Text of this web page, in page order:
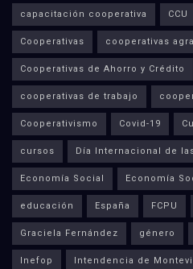
capacitación cooperativa CCU
Cooperativas cooperativas
Cooperativas de Ahorro y Crédito
cooperativas de trabajo
Cooperativismo Covid-19
cursos Día Internacional de
Economía Social Economía
educación España FCPU
Graciela Fernández género
Inefop Intendencia de